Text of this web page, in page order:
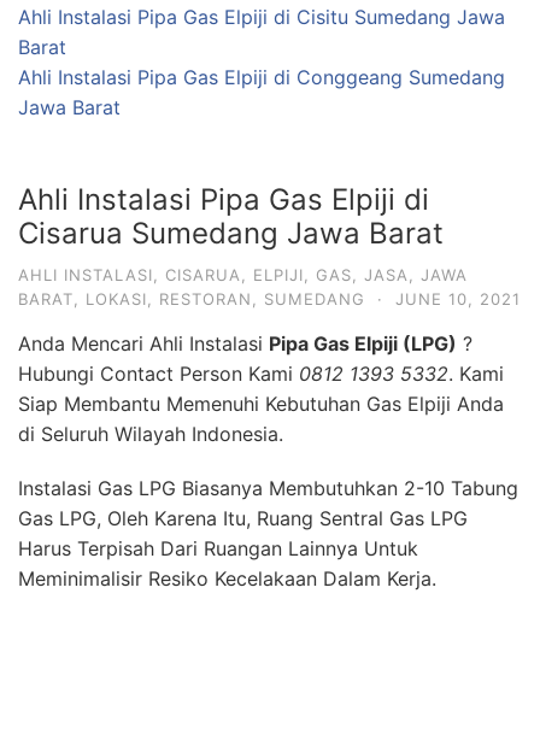
Ahli Instalasi Pipa Gas Elpiji di Cisitu Sumedang Jawa
Barat
Ahli Instalasi Pipa Gas Elpiji di Conggeang Sumedang
Jawa Barat
Ahli Instalasi Pipa Gas Elpiji di
Cisarua Sumedang Jawa Barat
AHLI INSTALASI CISARUA ELPIJI GAS JASA
JAWA
BARAT
LOKASI RESTORAN SUMEDANG · JUNE 10, 2021
Anda Mencari Ahli Instalasi Pipa Gas Elpiji (LPG) ?
Hubungi Contact Person Kami 0812 1393 5332. Kami
Siap Membantu Memenuhi Kebutuhan Gas Elpiji Anda
di Seluruh Wilayah Indonesia.
Instalasi Gas LPG Biasanya Membutuhkan 2-10 Tabung
Gas LPG, Oleh Karena Itu, Ruang Sentral Gas LPG
Harus Terpisah Dari Ruangan Lainnya Untuk
Meminimalisir Resiko Kecelakaan Dalam Kerja.